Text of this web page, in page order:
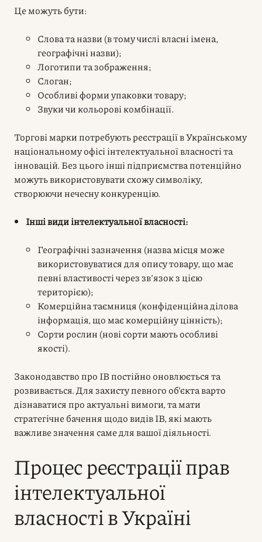
Це можуть бути:
Слова та назви (в тому числі власні імена,
географічні назви);
Логотипи та зображення;
Слоган;
Особливі форми упаковки товару;
Звуки чи кольорові комбінації.
Торгові марки потребують реєстрації в Українському
національному офісі інтелектуальної власності та
інновацій. Без цього інші підприємства потенційно
можуть використовувати схожу символіку,
створюючи нечесну конкуренцію.
Інші види інтелектуальної власності:
Географічні зазначення (назва місця може
використовуватися для опису товару, що має
певні властивості через зв’язок з цією
територією);
Комерційна таємниця (конфіденційна ділова
інформація, що має комерційну цінність);
Сорти рослин (нові сорти мають особливі
якості).
Законодавство про ІВ постійно оновлюється та
розвивається. Для захисту певного об’єкта варто
дізнаватися про актуальні вимоги, та мати
стратегічне бачення щодо видів ІВ, які мають
важливе значення саме для вашої діяльності.
Процес реєстрації прав
інтелектуальної
власності в Україні